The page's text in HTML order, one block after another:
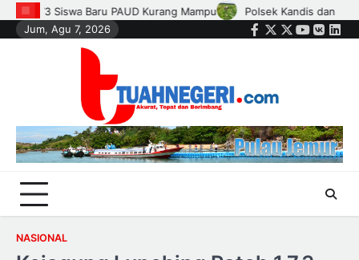
Skip
to
Petani Bersinergi, Jaga Jagung Tetap Tumbuh untuk Ketahanan
Jum, Agu 7, 2026
Facebook
Twitter
Instagram
Youtube
VK
NASIONAL